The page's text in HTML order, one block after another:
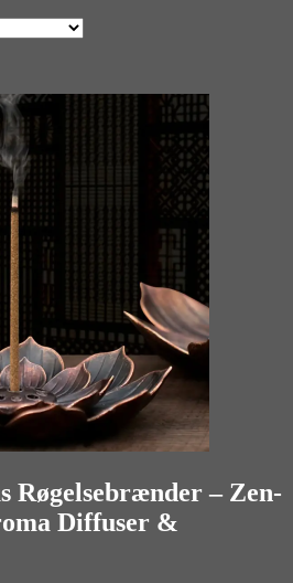
Røgelsebrænder – Zen-
Diffuser &